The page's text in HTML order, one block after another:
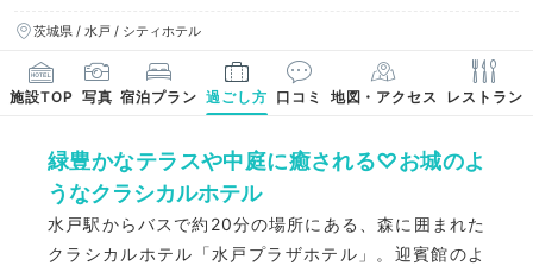
茨城県 / 水戸 / シティホテル
施設TOP 写真 宿泊プラン 過ごし方 口コミ 地図・アクセス レストラン
緑豊かなテラスや中庭に癒される♡お城のよ
うなクラシカルホテル
水戸駅からバスで約20分の場所にある、森に囲まれた
クラシカルホテル「水戸プラザホテル」。迎賓館のよ